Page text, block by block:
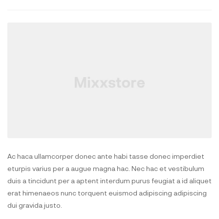
Ac haca ullamcorper donec ante habi tasse donec imperdiet
eturpis varius per a augue magna hac. Nec hac et vestibulum
duis a tincidunt per a aptent interdum purus feugiat a id aliquet
erat himenaeos nunc torquent euismod adipiscing adipiscing
dui gravida justo.